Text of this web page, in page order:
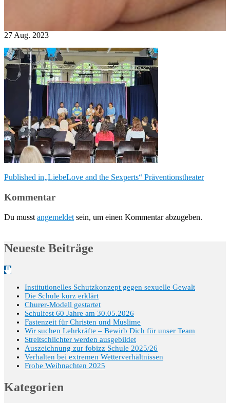
27Aug. 2023
Beitragsnavigation
Published in„LiebeLove and the Sexperts“ Präventionstheater
Kommentar
Du musst angemeldet sein, um einen Kommentar abzugeben.
Neueste Beiträge
Institutionelles Schutzkonzept gegen sexuelle Gewalt
Die Schule kurz erklärt
Churer-Modell gestartet
Schulfest 60 Jahre am 30.05.2026
Fastenzeit für Christen und Muslime
Wir suchen Lehrkräfte – Bewirb Dich für unser Team
Streitschlichter werden ausgebildet
Auszeichnung zur fobizz Schule 2025/26
Verhalten bei extremen Wetterverhältnissen
Frohe Weihnachten 2025
Kategorien